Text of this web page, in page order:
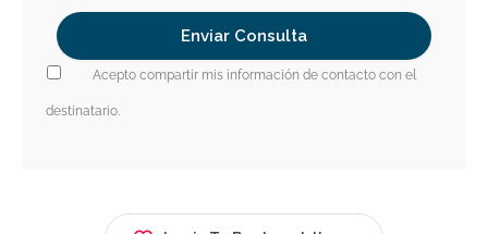
Acepto compartir mis información de contacto con el
destinatario.